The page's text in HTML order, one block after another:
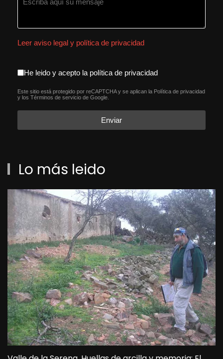
Leer aviso legal y política de privacidad
aceptacion política de
He leido y acepto la política de privacidad
reCAPTCHA*
Este sitio está protegido por reCAPTCHA y se aplican la Política de privacidad
y los Términos de servicio de Google.
Enviar
Lo más leido